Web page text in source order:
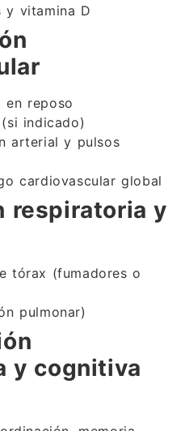
y vitamina D
en reposo
indicado)
arterial y pulsos
cardiovascular global
respiratoria y
tórax (fumadores o
pulmonar)
y cognitiva